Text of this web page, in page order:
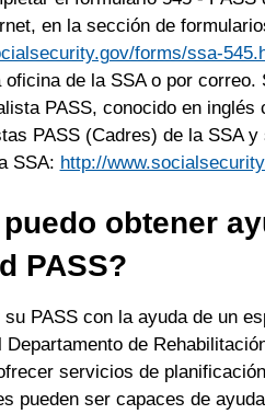
en la sección de
forms/ssa-
oficina de la SSA o por
PASS, conocido en
PASS (Cadres) de la SSA
SSA: http://
obtener
PASS?
PASS con la ayuda de un
Departamento de
servicios de
pueden ser capaces de